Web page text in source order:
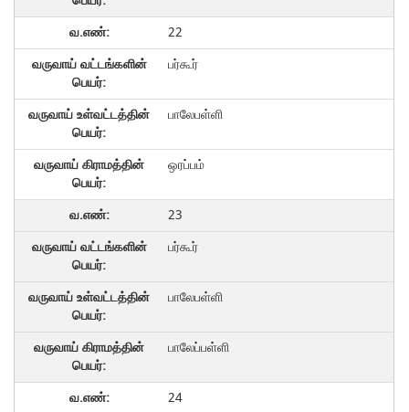
22
பர்கூர்
பாலேபள்ளி
ஒரப்பம்
23
பர்கூர்
பாலேபள்ளி
பாலேப்பள்ளி
24